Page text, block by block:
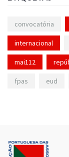
convocatória
internacional
mai112
fpas eud